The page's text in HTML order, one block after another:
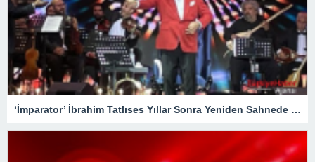
‘İmparator’ İbrahim Tatlıses Yıllar Sonra Yeniden Sahnede – Magazin